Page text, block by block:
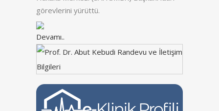
görevlerini yürüttü.